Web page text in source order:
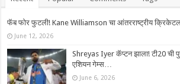
फॅब फोर फुटली! Kane Williamson चा आंतरराष्ट्रीय
June 12, 2026
Shreyas Iyer कॅप्टन झाला! टी20 ची
एशियन गेम्स…
June 6, 2026